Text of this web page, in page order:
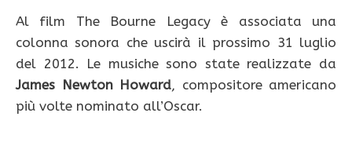
Al film The Bourne Legacy è associata una
colonna sonora che uscirà il prossimo 31 luglio
del 2012. Le musiche sono state realizzate da
James Newton Howard, compositore americano
più volte nominato all’Oscar.